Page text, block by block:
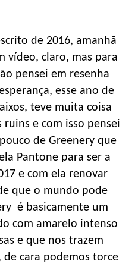
de 2016, amanhã
vídeo, claro, mas para
pensei em resenha
esse ano de
teve muita coisa
ruins e com isso pensei
de Greenery que
Pantone para ser a
e com ela renovar
que o mundo pode
é basicamente um
com amarelo intenso
e que nos trazem
de cara podemos torce